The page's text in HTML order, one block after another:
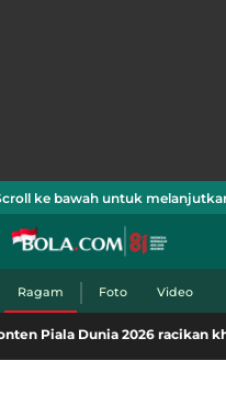
ke bawah untuk
Ragam Foto Video
2026 racikan khas Bola.com.